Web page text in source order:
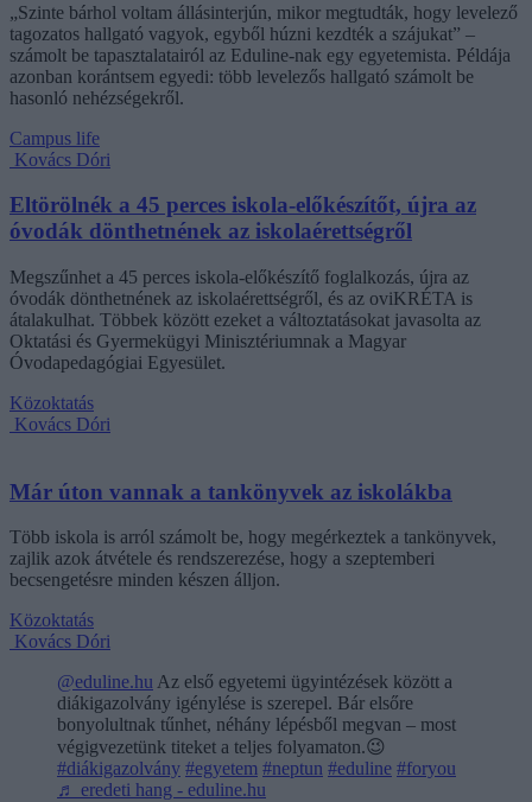
„Szinte bárhol voltam állásinterjún, mikor megtudták, hogy levelező
tagozatos hallgató vagyok, egyből húzni kezdték a szájukat” –
számolt be tapasztalatairól az Eduline-nak egy egyetemista. Példája
azonban korántsem egyedi: több levelezős hallgató számolt be
hasonló nehézségekről.
Campus life
Kovács Dóri
Eltörölnék a 45 perces iskola-előkészítőt, újra az
óvodák dönthetnének az iskolaérettségről
Megszűnhet a 45 perces iskola-előkészítő foglalkozás, újra az
óvodák dönthetnének az iskolaérettségről, és az oviKRÉTA is
átalakulhat. Többek között ezeket a változtatásokat javasolta az
Oktatási és Gyermekügyi Minisztériumnak a Magyar
Óvodapedagógiai Egyesület.
Közoktatás
Kovács Dóri
Már úton vannak a tankönyvek az iskolákba
Több iskola is arról számolt be, hogy megérkeztek a tankönyvek,
zajlik azok átvétele és rendszerezése, hogy a szeptemberi
becsengetésre minden készen álljon.
Közoktatás
Kovács Dóri
@eduline.hu Az első egyetemi ügyintézések között a
diákigazolvány igénylése is szerepel. Bár elsőre
bonyolultnak tűnhet, néhány lépésből megvan – most
végigvezetünk titeket a teljes folyamaton.😉
#diákigazolvány #egyetem #neptun #eduline #foryou
♬ eredeti hang - eduline.hu